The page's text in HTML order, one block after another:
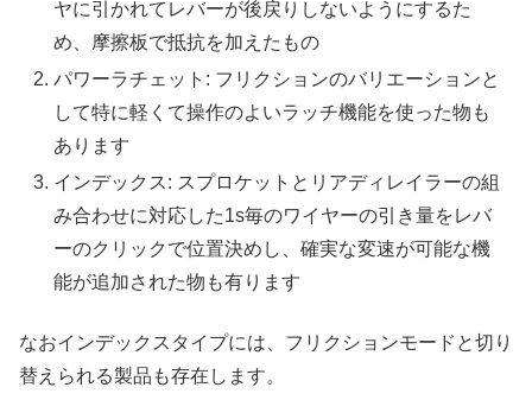
ヤに引かれてレバーが後戻りしないようにするた
め、摩擦板で抵抗を加えたもの
パワーラチェット: フリクションのバリエーションと
して特に軽くて操作のよいラッチ機能を使った物も
あります
インデックス: スプロケットとリアディレイラーの組
み合わせに対応した1s毎のワイヤーの引き量をレバ
ーのクリックで位置決めし、確実な変速が可能な機
能が追加された物も有ります
なおインデックスタイプには、フリクションモードと切り
替えられる製品も存在します。